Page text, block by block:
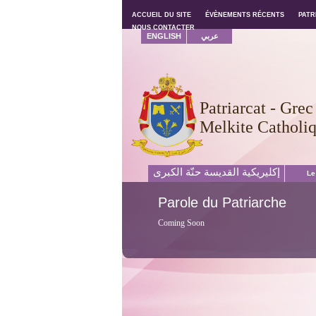
ACCUEIL DU SITE ÉVÈNEMENTS RÉCENTS
NOUS CONTACTER
Patriarcat - Grec
Melkite
ENGLISH عربي
إكليريكية القديسة حنّة الكبرى
Paroledu Patriarche
Coming Soon
ACCUEIL DU SITE ÉVÈNEMENTS RÉCENTS
NOUS CONTACTER